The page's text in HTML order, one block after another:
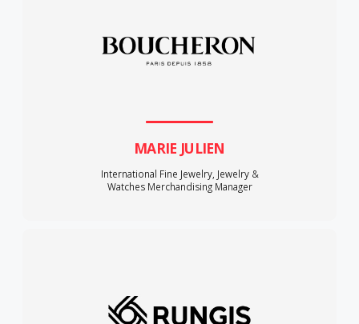
MARIE JULIEN
International Fine Jewelry, Jewelry &
Watches Merchandising Manager